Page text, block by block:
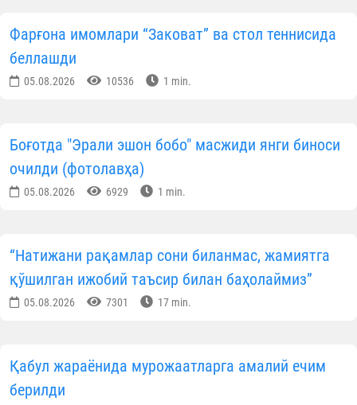
Фарғона имомлари “Заковат” ва стол теннисида
беллашди
05.08.2026 10536 1 min.
Боғотда "Эрали эшон бобо" масжиди янги биноси
очилди (фотолавҳа)
05.08.2026 6929 1 min.
“Натижани рақамлар сони биланмас, жамиятга
қўшилган ижобий таъсир билан баҳолаймиз”
05.08.2026 7301 17 min.
Қабул жараёнида мурожаатларга амалий ечим
берилди